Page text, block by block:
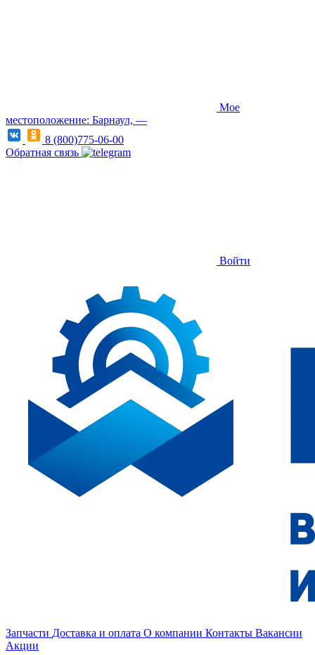
Мое
местоположение: Барнаул, —
8 (800)775-06-00
Обратная связь
Войти
Запчасти Доставка и оплата О компании Контакты Вакансии
Акции